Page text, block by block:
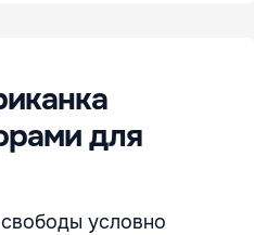
для
условно